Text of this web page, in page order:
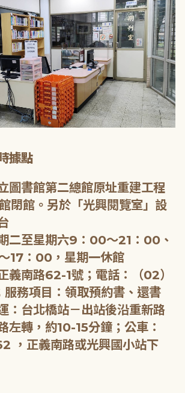
據點
圖書館第二總館原址重建工程
閉館。另於「光興閱覽室」設
二至星期六9：00～21：00、
17：00，星期一休館
義南路62-1號；電話：（02）
務項目：領取預約書、還書
：台北橋站－出站後沿重新路
左轉，約10-15分鐘；公車：
，正義南路或光興國小站下